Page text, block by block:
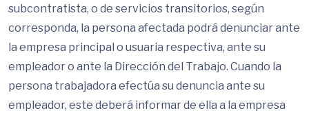
subcontratista, o de servicios transitorios, según
corresponda, la persona afectada podrá denunciar ante
la empresa principal o usuaria respectiva, ante su
empleador o ante la Dirección del Trabajo. Cuando la
persona trabajadora efectúa su denuncia ante su
empleador, este deberá informar de ella a la empresa